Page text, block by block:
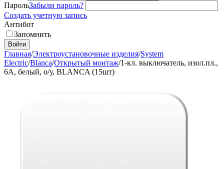
ПарольЗабыли пароль?
Создать учетную запись
Антибот
Запомнить
Войти
Главная/Электроустановочные изделия/System
Electric/Blanca/Открытый монтаж/1-кл. выключатель, изол.пл.,
6А, белый, о/у, BLANCA (15шт)